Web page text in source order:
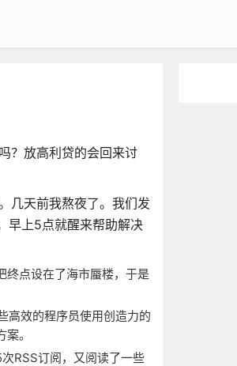
？放高利贷的会回来讨
几天前我熬夜了。我们发
早上5点就醒来帮助解决
终点设在了海市蜃楼，于是
高效的程序员使用创造力的
。
RSS订阅，又阅读了一些